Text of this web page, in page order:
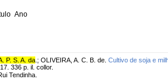
Ano
P. S. A. da ; OLIVEIRA, A. C. B. de. Cultivo de soja e
336 p. il. collor.
Tendinha.